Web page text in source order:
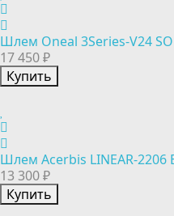
Шлем Oneal 3Series-V24
17 450 ₽
Купить
Шлем Acerbis LINEAR-2206
13 300 ₽
Купить